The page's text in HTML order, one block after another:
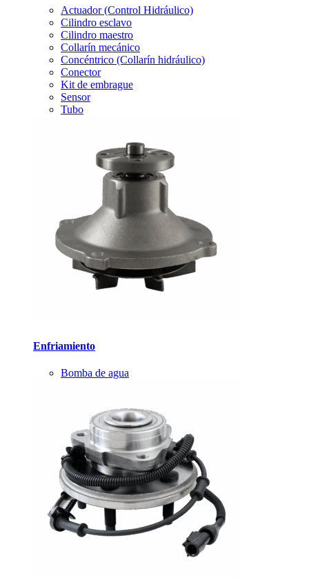
Actuador (Control Hidráulico)
Cilindro esclavo
Cilindro maestro
Collarín mecánico
Concéntrico (Collarín hidráulico)
Conector
Kit de embrague
Sensor
Tubo
Enfriamiento
Bomba de agua